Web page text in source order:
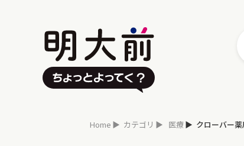
Home カテゴリ 医療 クローバー